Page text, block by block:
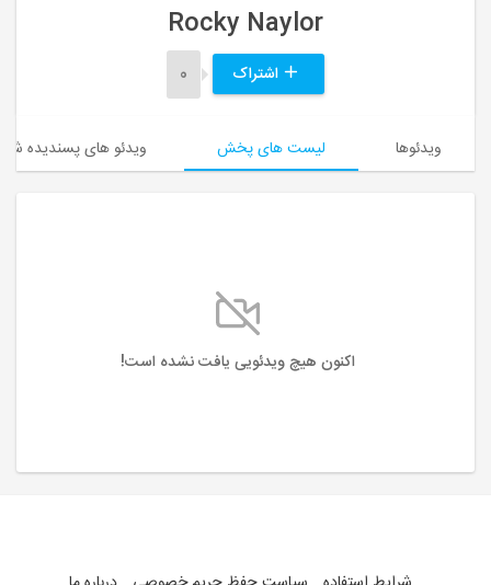
Rocky Naylor
اشتراک 0
ویدئوها لیست های پخش ویدئو های پسندیده
اکنون هیچ ویدئویی یافت نشده است!